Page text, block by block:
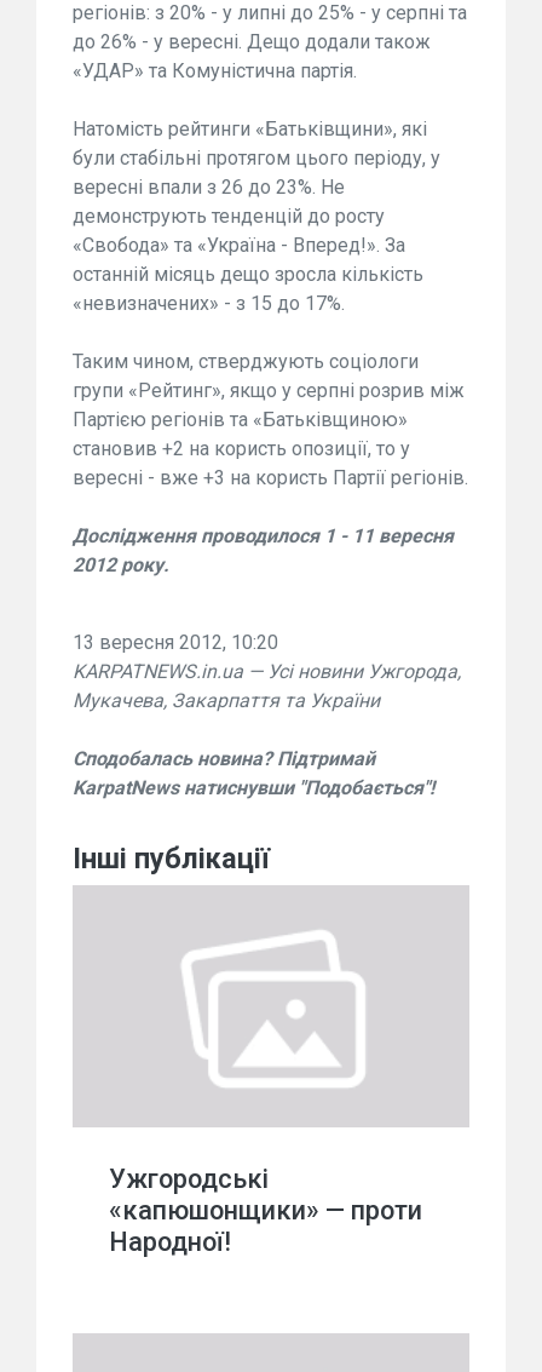
регіонів: з 20% - у липні до 25% - у серпні та
до 26% - у вересні. Дещо додали також
«УДАР» та Комуністична партія.
Натомість рейтинги «Батьківщини», які
були стабільні протягом цього періоду, у
вересні впали з 26 до 23%. Не
демонструють тенденцій до росту
«Свобода» та «Україна - Вперед!». За
останній місяць дещо зросла кількість
«невизначених» - з 15 до 17%.
Таким чином, стверджують соціологи
групи «Рейтинг», якщо у серпні розрив між
Партією регіонів та «Батьківщиною»
становив +2 на користь опозиції, то у
вересні - вже +3 на користь Партії регіонів.
Дослідження проводилося 1 - 11 вересня
2012 року.
13 вересня 2012, 10:20
KARPATNEWS.in.ua — Усі новини Ужгорода,
Мукачева, Закарпаття та України
Сподобалась новина? Підтримай
KarpatNews натиснувши "Подобається"!
Інші публікації
Ужгородські
«капюшонщики» — проти
Народної!